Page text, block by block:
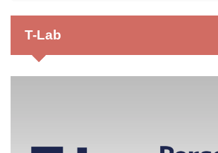
T-Lab